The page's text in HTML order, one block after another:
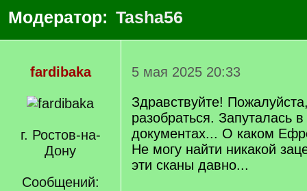
Модератор: Tasha56
fardibaka
г. Ростов-на-
Дону
Сообщений:
5 мая 2025 20:33
Здравствуйте!
разобраться. Запуталась
документах... О каком
Не могу найти никакой
эти сканы давно...